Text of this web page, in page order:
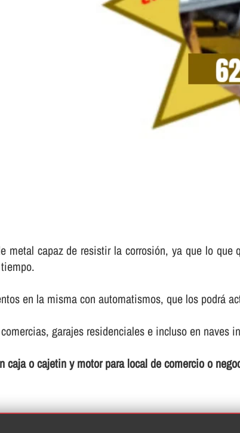
capaz de resistir la corrosión, ya que lo que
en la misma con automatismos, que los podrá
garajes residenciales e incluso en naves
o cajetin y motor para local de comercio o